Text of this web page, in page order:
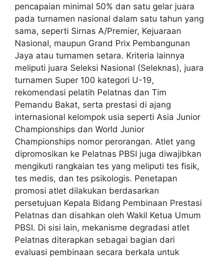
pencapaian minimal 50% dan satu gelar juara
pada turnamen nasional dalam satu tahun yang
sama, seperti Sirnas A/Premier, Kejuaraan
Nasional, maupun Grand Prix Pembangunan
Jaya atau turnamen setara. Kriteria lainnya
meliputi juara Seleksi Nasional (Seleknas), juara
turnamen Super 100 kategori U-19,
rekomendasi pelatih Pelatnas dan Tim
Pemandu Bakat, serta prestasi di ajang
internasional kelompok usia seperti Asia Junior
Championships dan World Junior
Championships nomor perorangan. Atlet yang
dipromosikan ke Pelatnas PBSI juga diwajibkan
mengikuti rangkaian tes yang meliputi tes fisik,
tes medis, dan tes psikologis. Penetapan
promosi atlet dilakukan berdasarkan
persetujuan Kepala Bidang Pembinaan Prestasi
Pelatnas dan disahkan oleh Wakil Ketua Umum
PBSI. Di sisi lain, mekanisme degradasi atlet
Pelatnas diterapkan sebagai bagian dari
evaluasi pembinaan secara berkala untuk